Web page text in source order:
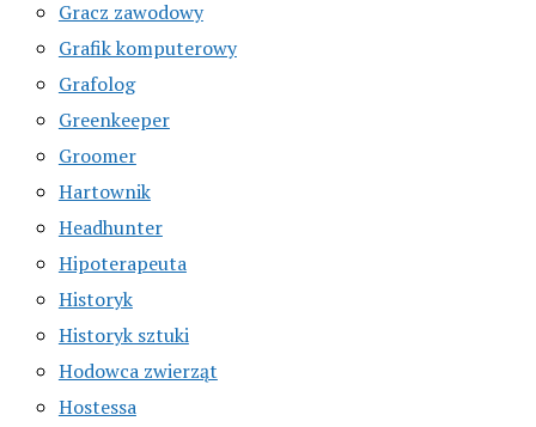
Gracz zawodowy
Grafik komputerowy
Grafolog
Greenkeeper
Groomer
Hartownik
Headhunter
Hipoterapeuta
Historyk
Historyk sztuki
Hodowca zwierząt
Hostessa